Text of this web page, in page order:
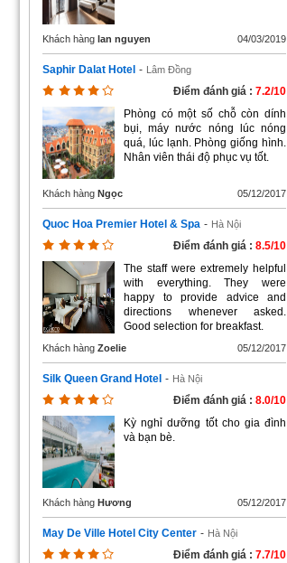
Khách hàng lan nguyen 04/03/2019
Saphir Dalat Hotel - Lâm Đồng
Điểm đánh giá : 7.2/10
Phòng có một số chỗ còn dính
bụi, máy nước nóng lúc nóng
quá, lúc lạnh. Phòng giống hình.
Nhân viên thái độ phục vụ tốt.
Khách hàng Ngọc 05/12/2017
Quoc Hoa Premier Hotel & Spa - Hà Nội
Điểm đánh giá : 8.5/10
The staff were extremely helpful
with everything. They were
happy to provide advice and
directions whenever asked.
Good selection for breakfast.
Khách hàng Zoelie 05/12/2017
Silk Queen Grand Hotel - Hà Nội
Điểm đánh giá : 8.0/10
Kỳ nghỉ dưỡng tốt cho gia đình
và bạn bè.
Khách hàng Hương 05/12/2017
May De Ville Hotel City Center - Hà Nội
Điểm đánh giá : 7.7/10